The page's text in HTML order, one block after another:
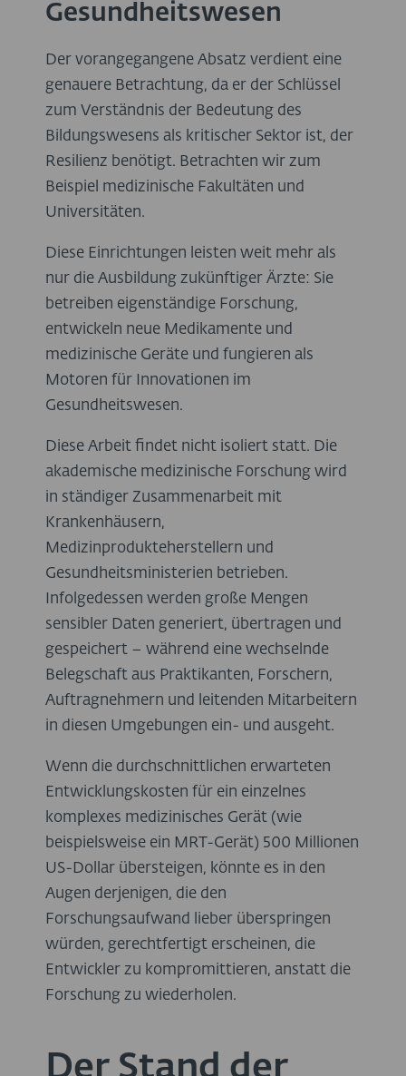
Gesundheitswesen
Der vorangegangene Absatz verdient eine
genauere Betrachtung, da er der Schlüssel
zum Verständnis der Bedeutung des
Bildungswesens als kritischer Sektor ist, der
Resilienz benötigt. Betrachten wir zum
Beispiel medizinische Fakultäten und
Universitäten.
Diese Einrichtungen leisten weit mehr als
nur die Ausbildung zukünftiger Ärzte: Sie
betreiben eigenständige Forschung,
entwickeln neue Medikamente und
medizinische Geräte und fungieren als
Motoren für Innovationen im
Gesundheitswesen.
Diese Arbeit findet nicht isoliert statt. Die
akademische medizinische Forschung wird
in ständiger Zusammenarbeit mit
Krankenhäusern,
Medizinprodukteherstellern und
Gesundheitsministerien betrieben.
Infolgedessen werden große Mengen
sensibler Daten generiert, übertragen und
gespeichert – während eine wechselnde
Belegschaft aus Praktikanten, Forschern,
Auftragnehmern und leitenden Mitarbeitern
in diesen Umgebungen ein- und ausgeht.
Wenn die durchschnittlichen erwarteten
Entwicklungskosten für ein einzelnes
komplexes medizinisches Gerät (wie
beispielsweise ein MRT-Gerät) 500 Millionen
US-Dollar übersteigen, könnte es in den
Augen derjenigen, die den
Forschungsaufwand lieber überspringen
würden, gerechtfertigt erscheinen, die
Entwickler zu kompromittieren, anstatt die
Forschung zu wiederholen.
Der Stand der